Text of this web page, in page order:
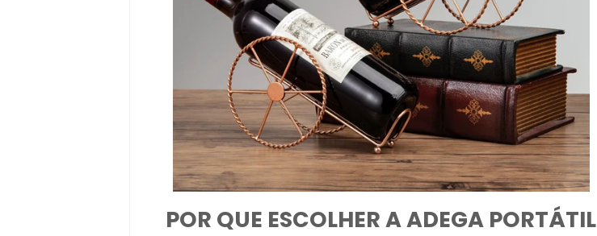
POR QUE ESCOLHER A ADEGA PORTÁTIL